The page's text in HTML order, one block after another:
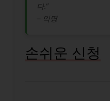
다.”
– 익명
손쉬운 신청